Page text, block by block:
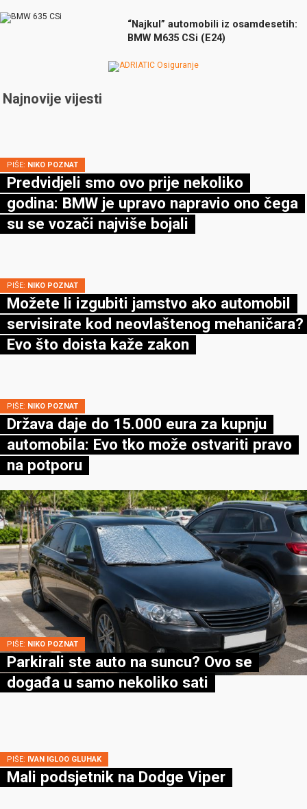
“Najkul” automobili iz osamdesetih:
BMW M635 CSi (E24)
Najnovije vijesti
PIŠE: NIKO POZNAT
Predvidjeli smo ovo prije nekoliko
godina: BMW je upravo napravio ono čega
su se vozači najviše bojali
PIŠE: NIKO POZNAT
Možete li izgubiti jamstvo ako automobil
servisirate kod neovlaštenog mehaničara?
Evo što doista kaže zakon
PIŠE: NIKO POZNAT
Država daje do 15.000 eura za kupnju
automobila: Evo tko može ostvariti pravo
na potporu
PIŠE: NIKO POZNAT
Parkirali ste auto na suncu? Ovo se
događa u samo nekoliko sati
PIŠE: IVAN IGLOO GLUHAK
Mali podsjetnik na Dodge Viper